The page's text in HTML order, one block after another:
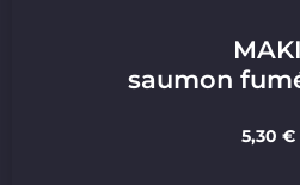
MAKI
saumon
5,30 €